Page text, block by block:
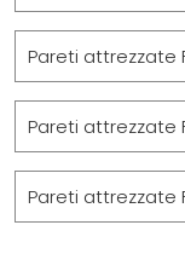
Pareti attrezzate
Pareti attrezzate
Pareti attrezzate